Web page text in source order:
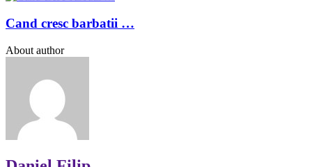
Cand cresc barbatii …
About author